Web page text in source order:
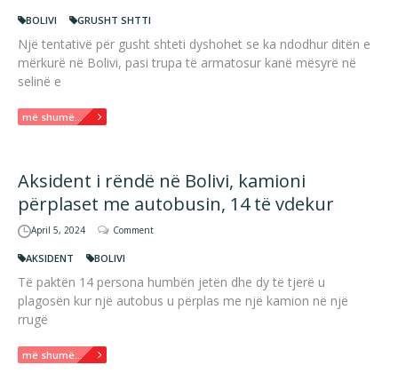
BOLIVI GRUSHT SHTTI
Një tentativë për gusht shteti dyshohet se ka ndodhur ditën e
mërkurë në Bolivi, pasi trupa të armatosur kanë mësyrë në
selinë e
më shumë...
Aksident i rëndë në Bolivi, kamioni
përplaset me autobusin, 14 të vdekur
April 5, 2024 Comment
AKSIDENT BOLIVI
Të paktën 14 persona humbën jetën dhe dy të tjerë u
plagosën kur një autobus u përplas me një kamion në një
rrugë
më shumë...